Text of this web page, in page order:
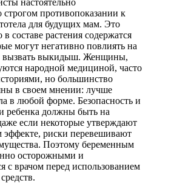
противопоказании к
для будущих мам. Это
в составе растения содержатся
могут негативно повлиять на
вызвать выкидыш. Женщины,
народной медициной, часто
но большинство
в своем мнении: лучше
в любой форме. Безопасность и
ребенка должны быть на
если некоторые утверждают
эффекте, риски перевешивают
Поэтому беременным
осторожными и
с врачом перед использованием